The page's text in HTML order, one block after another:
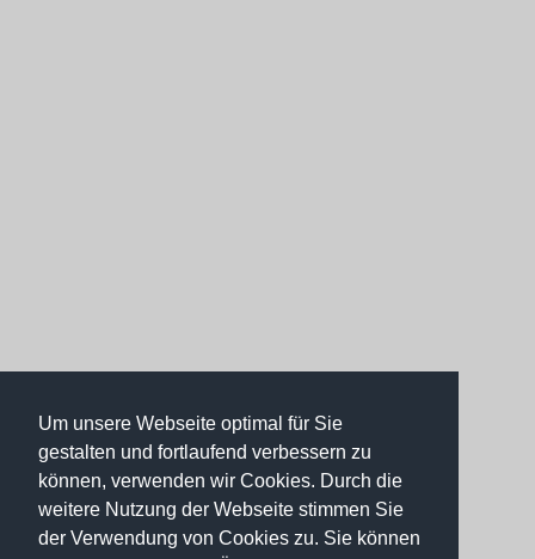
Um unsere Webseite optimal für Sie
gestalten und fortlaufend verbessern zu
können, verwenden wir Cookies. Durch die
weitere Nutzung der Webseite stimmen Sie
der Verwendung von Cookies zu. Sie können